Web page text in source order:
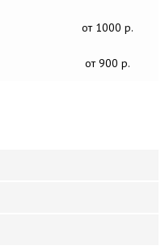
от 1000 р.
от 900 р.